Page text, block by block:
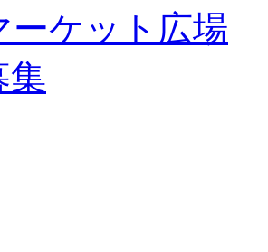
ーケット広場
集